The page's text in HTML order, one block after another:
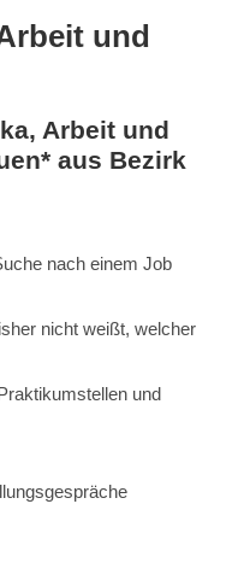
und
Arbeit und
aus Bezirk
nach einem Job
nicht weißt, welcher
und